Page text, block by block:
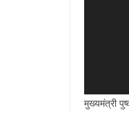
मुख्यमंत्री